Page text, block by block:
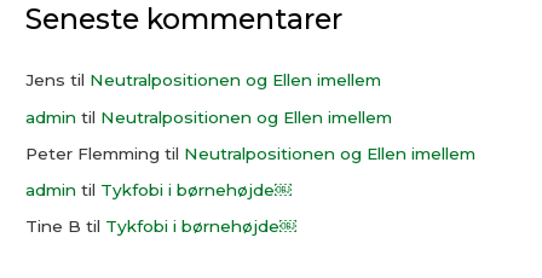
Seneste kommentarer
Jens til Neutralpositionen og Ellen imellem
admin til Neutralpositionen og Ellen imellem
Peter Flemming til Neutralpositionen og Ellen imellem
admin til Tykfobi i børnehøjde￼
Tine B til Tykfobi i børnehøjde￼